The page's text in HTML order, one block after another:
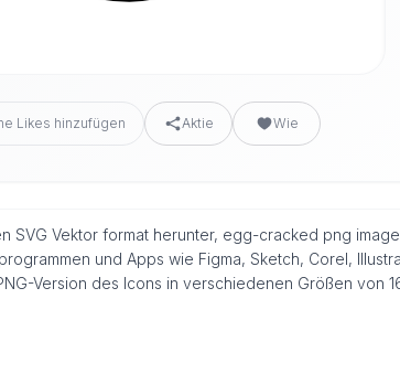
Likes hinzufügen Aktie Wie
SVG Vektor format herunter, egg-cracked png
und Apps wie Figma, Sketch, Corel,
Version des Icons in verschiedenen Größen von